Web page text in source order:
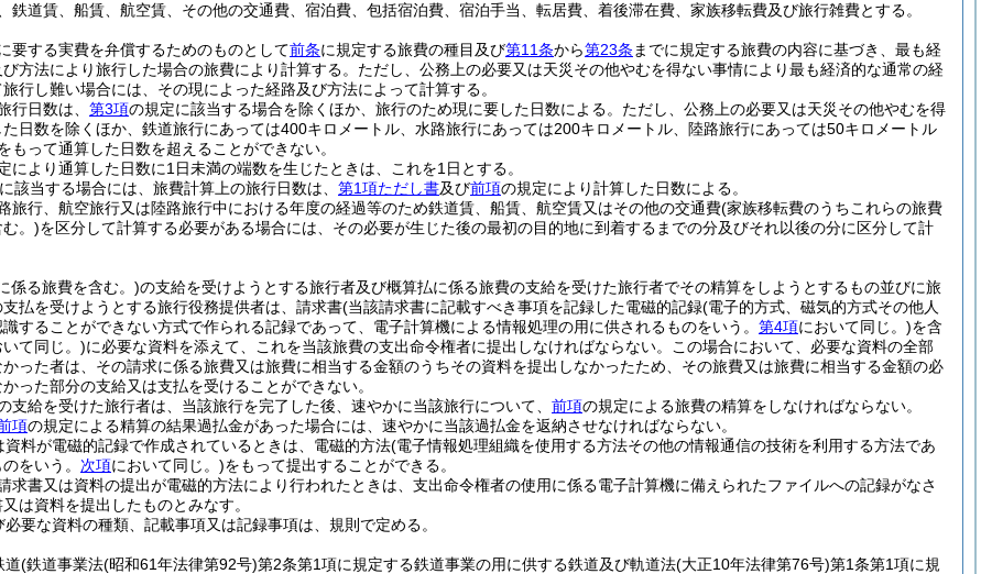
鉄道賃、船賃、航空賃、その他の交通費、宿泊費、包括宿泊費、宿泊手当、転居費、着後滞在費、家族移転費及び旅行雑費とする。
要する実費を弁償するためのものとして前条に規定する旅費の種目及び第11条から第23条 までに規定する旅費の内容に基づき、最も経
方法により旅行した場合の旅費により計算する。 ただし、公務上の必要又は天災その他やむを得ない事情により最も経済的な通常の経
行し難い場合には、その現によった経路及び方法によって計算する。
行日数は、 第3項の規定に該当する場合を除くほか、旅行のため現に要した日数による。 ただし、公務上の必要又は天災その他やむを得
日数を除くほか、鉄道旅行にあっては400キロメートル、水路旅行にあっては200キロメートル、陸路旅行にあっては50キロメートル
もって通算した日数を超えることができない。
により通算した日数に1日未満の端数を生じたときは、これを1日とする。
該当する場合には、旅費計算上の旅行日数は、 第1項ただし書及び前項の規定により計算した日数による。
旅行、航空旅行又は陸路旅行中における年度の経過等のため鉄道賃、船賃、航空賃又はその他の交通費(家族移転費のうちこれらの旅費
。)を区分して計算する必要がある場合には、その必要が生じた後の最初の目的地に到着するまでの分及びそれ以後の分に区分して計
係る旅費を含む。)の支給を受けようとする旅行者及び概算払に係る旅費の支給を受けた旅行者でその精算をしようとするもの並びに旅
払を受けようとする旅行役務提供者は、請求書(当該請求書に記載すべき事項を記録した電磁的記録(電子的方式、磁気的方式その他人
することができない方式で作られる記録であって、電子計算機による情報処理の用に供されるものをいう。 第4項において同じ。)を含
て同じ。)に必要な資料を添えて、これを当該旅費の支出命令権者に提出しなければならない。
この場合において、必要な資料の全部
った者は、その請求に係る旅費又は旅費に相当する金額のうちその資料を提出しなかったため、その旅費又は旅費に相当する金額の必
った部分の支給又は支払を受けることができない。
支給を受けた旅行者は、当該旅行を完了した後、速やかに当該旅行について、 前項の規定による旅費の精算をしなければならない。
項の規定による精算の結果過払金があった場合には、速やかに当該過払金を返納させなければならない。
資料が電磁的記録で作成されているときは、電磁的方法(電子情報処理組織を使用する方法その他の情報通信の技術を利用する方法であ
をいう。 次項において同じ。)をもって提出することができる。
求書又は資料の提出が電磁的方法により行われたときは、支出命令権者の使用に係る電子計算機に備えられたファイルへの記録がなさ
は資料を提出したものとみなす。
要な資料の種類、記載事項又は記録事項は、規則で定める。
道(鉄道事業法(昭和61年法律第92号)第2条第1項に規定する鉄道事業の用に供する鉄道及び軌道法(大正10年法律第76号)第1条第1項に規